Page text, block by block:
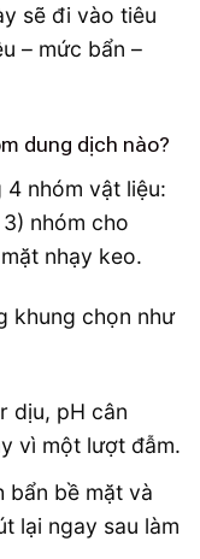
sẽ đi vào tiêu
– mức bẩn –
dung dịch nào?
nhóm vật liệu:
nhóm cho
nhạy keo.
khung chọn như
dịu, pH cân
vì một lượt đẫm.
bẩn bề mặt và
lại ngay sau làm